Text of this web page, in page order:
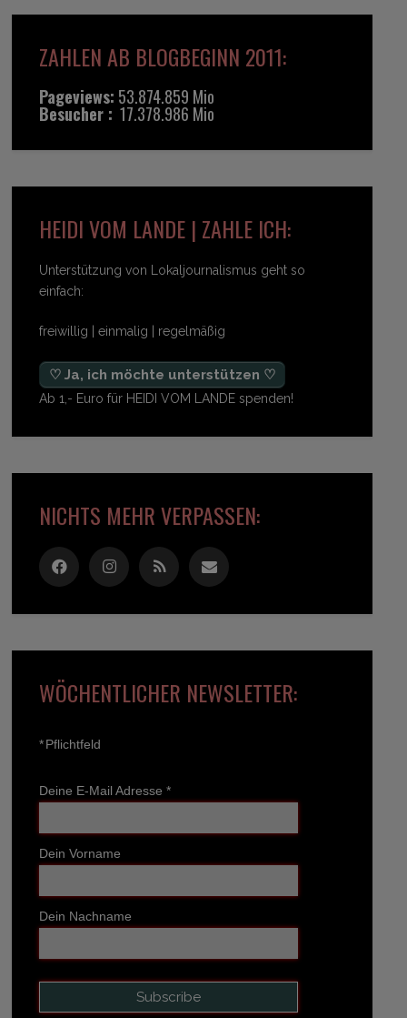
ZAHLEN AB BLOGBEGINN 2011:
Pageviews: 53.874.859 Mio
Besucher : 17.378.986 Mio
HEIDI VOM LANDE | ZAHLE ICH:
Unterstützung von Lokaljournalismus geht so
einfach:
freiwillig | einmalig | regelmäßig
♡ Ja, ich möchte unterstützen ♡
Ab 1,- Euro für HEIDI VOM LANDE spenden!
NICHTS MEHR VERPASSEN:
WÖCHENTLICHER NEWSLETTER:
*Pflichtfeld
Deine E-Mail Adresse *
Dein Vorname
Dein Nachname